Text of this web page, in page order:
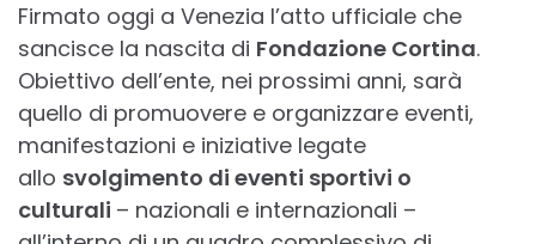
Firmato oggi a Venezia l’atto ufficiale che
sancisce la nascita di Fondazione Cortina.
Obiettivo dell’ente, nei prossimi anni, sarà
quello di promuovere e organizzare eventi,
manifestazioni e iniziative legate
allo svolgimento di eventi sportivi o
culturali – nazionali e internazionali –